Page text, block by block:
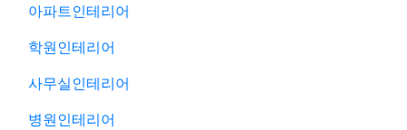
아파트인테리어
학원인테리어
사무실인테리어
병원인테리어